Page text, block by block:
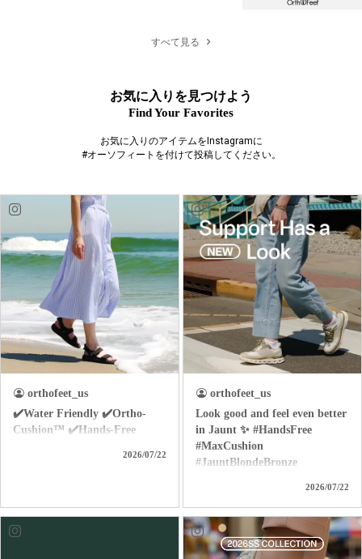
すべて見る
お気に入りを見つけよう
Find Your Favorites
お気に入りのアイテムをInstagramに
#オーソフィートを付けて投稿してください。
orthofeet_us
✔️Water Friendly ✔️Ortho-
Cushion™ ✔️Hands-Free
2026/07/22
orthofeet_us
Look good and feel even better
in Jaunt ✨ #HandsFree
#MaxCushion
#JauntBlondeBronze
2026/07/22